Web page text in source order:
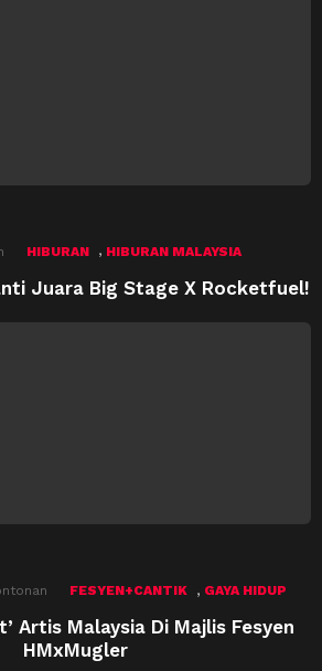
HIBURAN , HIBURAN MALAYSIA
Juara Big Stage X Rocketfuel!
FESYEN+CANTIK , GAYA HIDUP
Artis Malaysia Di Majlis Fesyen
HMxMugler